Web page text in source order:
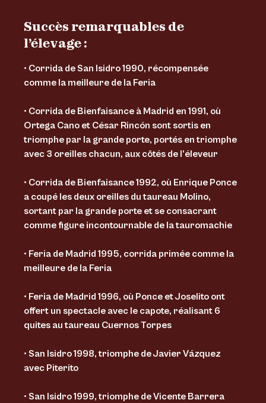
Succès remarquables de
l’élevage :
• Corrida de San Isidro 1990, récompensée
comme la meilleure de la Feria
• Corrida de Bienfaisance à Madrid en 1991, où
Ortega Cano et César Rincón sont sortis en
triomphe par la grande porte, portés en triomphe
avec 3 oreilles chacun, aux côtés de l’éleveur
• Corrida de Bienfaisance 1992, où Enrique Ponce
a coupé les deux oreilles du taureau Molino,
sortant par la grande porte et se consacrant
comme figure incontournable de la tauromachie
• Feria de Madrid 1995, corrida primée comme la
meilleure de la Feria
• Feria de Madrid 1996, où Ponce et Joselito ont
offert un spectacle avec le capote, réalisant 6
quites au taureau Cuernos Torpes
• San Isidro 1998, triomphe de Javier Vázquez
avec Piterito
• San Isidro 1999, triomphe de Vicente Barrera